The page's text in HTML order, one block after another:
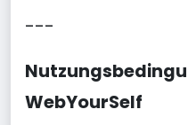
---
WebYourSelf